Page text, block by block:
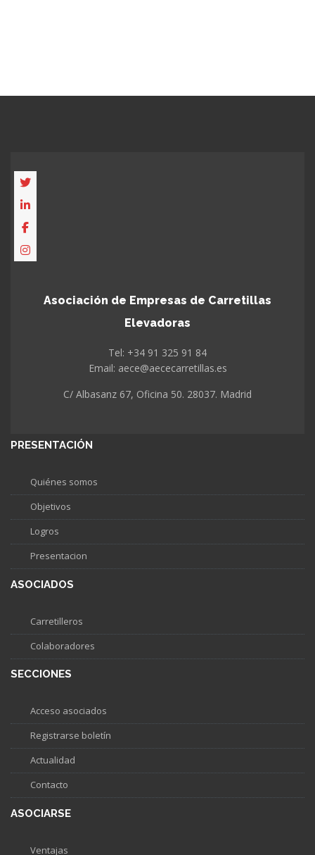
Asociación de Empresas de Carretillas
Elevadoras
Tel: +34 91 325 91 84
Email: aece@aececarretillas.es
C/ Albasanz 67, Oficina 50. 28037. Madrid
PRESENTACIÓN
Quiénes somos
Objetivos
Logros
Presentacion
ASOCIADOS
Carretilleros
Colaboradores
SECCIONES
Acceso asociados
Registrarse boletín
Actualidad
Contacto
ASOCIARSE
Ventajas